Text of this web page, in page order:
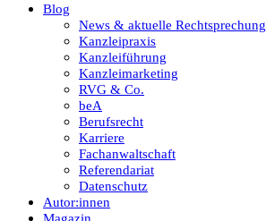
Blog
News & aktuelle Rechtsprechung
Kanzleipraxis
Kanzleiführung
Kanzleimarketing
RVG & Co.
beA
Berufsrecht
Karriere
Fachanwaltschaft
Referendariat
Datenschutz
Autor:innen
Magazin